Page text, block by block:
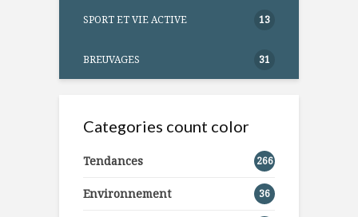
SPORT ET VIE ACTIVE 13
BREUVAGES 31
Categories count color
Tendances 266
Environnement 36